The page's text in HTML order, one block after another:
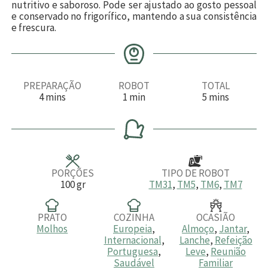
nutritivo e saboroso. Pode ser ajustado ao gosto pessoal
e conservado no frigorífico, mantendo a sua consistência
e frescura.
PREPARAÇÃO
4m
u
mins
ROBOT
1 m
n
u
t
min
TOTAL
5 m
u
mins
PORÇÕES
100gr
TIPO DE ROBOT
TM31, TM5, TM6, TM7
PRATO
Molhos
COZINHA
Europeia,
Internacional,
Portuguesa,
Saudável
OCASIÃO
Almoço, Jantar,
Lanche, Refeição
Leve, Reunião
Familiar